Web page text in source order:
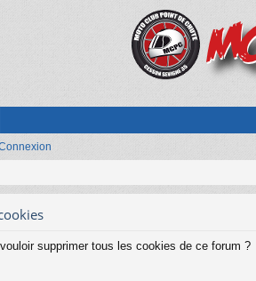
supprimer tous les cookies de ce forum ?